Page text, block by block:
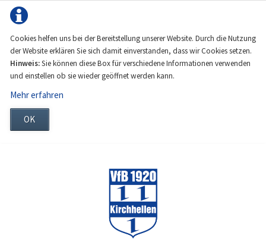
Cookies helfen uns bei der Bereitstellung unserer Website. Durch die Nutzung
der Website erklären Sie sich damit einverstanden, dass wir Cookies setzen.
Hinweis:Sie können diese Box für verschiedene Informationen verwenden
und einstellen ob sie wieder geöffnet werden kann.
Mehr erfahren
OK